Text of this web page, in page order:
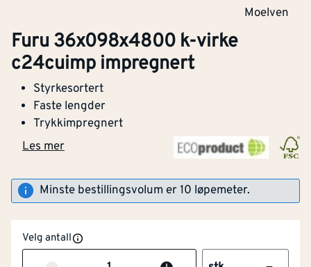
Moelven
Furu 36x098x4800 k-virke
c24cuimp impregnert
Styrkesortert
Faste lengder
Trykkimpregnert
Les mer
Minste bestillingsvolum er 10 løpemeter.
Velg antall
NOBB 56086762
Tykkelse [mm] 36
Lengde (mm) [mm] 4800
CE-merket
Med bark Nei
sider
[stk]
Nei